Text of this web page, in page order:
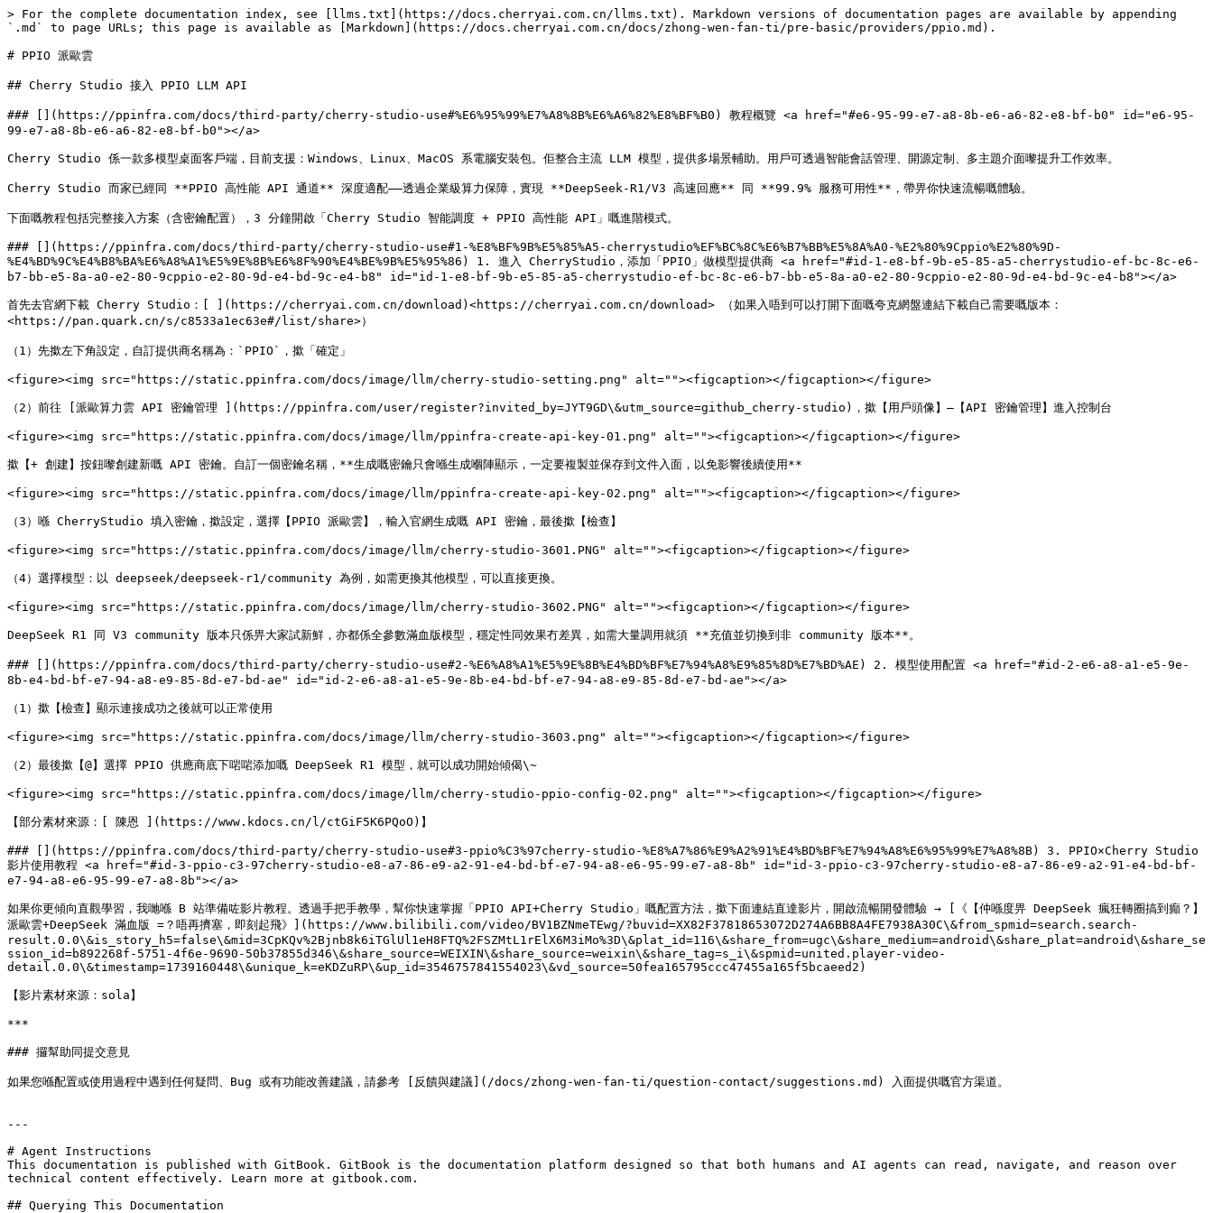
> For the complete documentation index, see [llms.txt](https://docs.cherryai.com.cn/llms.txt). Markdown versions of documentation pages are available by appending
`.md` to page URLs; this page is available as [Markdown](https://docs.cherryai.com.cn/docs/zhong-wen-fan-ti/pre-basic/providers/ppio.md).
# PPIO 派歐雲
## Cherry Studio 接入 PPIO LLM API
### [​](https://ppinfra.com/docs/third-party/cherry-studio-use#%E6%95%99%E7%A8%8B%E6%A6%82%E8%BF%B0) 教程概覽 <a href="#e6-95-99-e7-a8-8b-e6-a6-82-e8-bf-b0" id="e6-95-
99-e7-a8-8b-e6-a6-82-e8-bf-b0"></a>
Cherry Studio 係一款多模型桌面客戶端，目前支援：Windows、Linux、MacOS 系電腦安裝包。佢整合主流 LLM 模型，提供多場景輔助。用戶可透過智能會話管理、開源定制、多主題介面嚟提升工作效率。
Cherry Studio 而家已經同 **PPIO 高性能 API 通道** 深度適配——透過企業級算力保障，實現 **DeepSeek-R1/V3 高速回應** 同 **99.9% 服務可用性**，帶畀你快速流暢嘅體驗。
下面嘅教程包括完整接入方案（含密鑰配置），3 分鐘開啟「Cherry Studio 智能調度 + PPIO 高性能 API」嘅進階模式。
### [​](https://ppinfra.com/docs/third-party/cherry-studio-use#1-%E8%BF%9B%E5%85%A5-cherrystudio%EF%BC%8C%E6%B7%BB%E5%8A%A0-%E2%80%9Cppio%E2%80%9D-
%E4%BD%9C%E4%B8%BA%E6%A8%A1%E5%9E%8B%E6%8F%90%E4%BE%9B%E5%95%86) 1. 進入 CherryStudio，添加「PPIO」做模型提供商 <a href="#id-1-e8-bf-9b-e5-85-a5-cherrystudio-ef-bc-8c-e6-
b7-bb-e5-8a-a0-e2-80-9cppio-e2-80-9d-e4-bd-9c-e4-b8" id="id-1-e8-bf-9b-e5-85-a5-cherrystudio-ef-bc-8c-e6-b7-bb-e5-8a-a0-e2-80-9cppio-e2-80-9d-e4-bd-9c-e4-b8"></a>
首先去官網下載 Cherry Studio：[ ](https://cherryai.com.cn/download)<https://cherryai.com.cn/download> （如果入唔到可以打開下面嘅夸克網盤連結下載自己需要嘅版本：
<https://pan.quark.cn/s/c8533a1ec63e#/list/share>）
（1）先撳左下角設定，自訂提供商名稱為：`PPIO`，撳「確定」
<figure><img src="https://static.ppinfra.com/docs/image/llm/cherry-studio-setting.png" alt=""><figcaption></figcaption></figure>
（2）前往 [派歐算力雲 API 密鑰管理 ](https://ppinfra.com/user/register?invited_by=JYT9GD\&utm_source=github_cherry-studio)，撳【用戶頭像】—【API 密鑰管理】進入控制台
<figure><img src="https://static.ppinfra.com/docs/image/llm/ppinfra-create-api-key-01.png" alt=""><figcaption></figcaption></figure>
撳【+ 創建】按鈕嚟創建新嘅 API 密鑰。自訂一個密鑰名稱，**生成嘅密鑰只會喺生成嗰陣顯示，一定要複製並保存到文件入面，以免影響後續使用**
<figure><img src="https://static.ppinfra.com/docs/image/llm/ppinfra-create-api-key-02.png" alt=""><figcaption></figcaption></figure>
（3）喺 CherryStudio 填入密鑰，撳設定，選擇【PPIO 派歐雲】，輸入官網生成嘅 API 密鑰，最後撳【檢查】
<figure><img src="https://static.ppinfra.com/docs/image/llm/cherry-studio-3601.PNG" alt=""><figcaption></figcaption></figure>
（4）選擇模型：以 deepseek/deepseek-r1/community 為例，如需更換其他模型，可以直接更換。
<figure><img src="https://static.ppinfra.com/docs/image/llm/cherry-studio-3602.PNG" alt=""><figcaption></figcaption></figure>
DeepSeek R1 同 V3 community 版本只係畀大家試新鮮，亦都係全參數滿血版模型，穩定性同效果冇差異，如需大量調用就須 **充值並切換到非 community 版本**。
### [​](https://ppinfra.com/docs/third-party/cherry-studio-use#2-%E6%A8%A1%E5%9E%8B%E4%BD%BF%E7%94%A8%E9%85%8D%E7%BD%AE) 2. 模型使用配置 <a href="#id-2-e6-a8-a1-e5-9e-
8b-e4-bd-bf-e7-94-a8-e9-85-8d-e7-bd-ae" id="id-2-e6-a8-a1-e5-9e-8b-e4-bd-bf-e7-94-a8-e9-85-8d-e7-bd-ae"></a>
（1）撳【檢查】顯示連接成功之後就可以正常使用
<figure><img src="https://static.ppinfra.com/docs/image/llm/cherry-studio-3603.png" alt=""><figcaption></figcaption></figure>
（2）最後撳【@】選擇 PPIO 供應商底下啱啱添加嘅 DeepSeek R1 模型，就可以成功開始傾偈\~
<figure><img src="https://static.ppinfra.com/docs/image/llm/cherry-studio-ppio-config-02.png" alt=""><figcaption></figcaption></figure>
【部分素材來源：[ 陳恩 ](https://www.kdocs.cn/l/ctGiF5K6PQoO)】
### [​](https://ppinfra.com/docs/third-party/cherry-studio-use#3-ppio%C3%97cherry-studio-%E8%A7%86%E9%A2%91%E4%BD%BF%E7%94%A8%E6%95%99%E7%A8%8B) 3. PPIO×Cherry Studio
影片使用教程 <a href="#id-3-ppio-c3-97cherry-studio-e8-a7-86-e9-a2-91-e4-bd-bf-e7-94-a8-e6-95-99-e7-a8-8b" id="id-3-ppio-c3-97cherry-studio-e8-a7-86-e9-a2-91-e4-bd-bf-
e7-94-a8-e6-95-99-e7-a8-8b"></a>
如果你更傾向直觀學習，我哋喺 B 站準備咗影片教程。透過手把手教學，幫你快速掌握「PPIO API+Cherry Studio」嘅配置方法，撳下面連結直達影片，開啟流暢開發體驗 → [《【仲喺度畀 DeepSeek 瘋狂轉圈搞到癲？】
派歐雲+DeepSeek 滿血版 =？唔再擠塞，即刻起飛》](https://www.bilibili.com/video/BV1BZNmeTEwg/?buvid=XX82F37818653072D274A6BB8A4FE7938A30C\&from_spmid=search.search-
result.0.0\&is_story_h5=false\&mid=3CpKQv%2Bjnb8k6iTGlUl1eH8FTQ%2FSZMtL1rElX6M3iMo%3D\&plat_id=116\&share_from=ugc\&share_medium=android\&share_plat=android\&share_se
ssion_id=b892268f-5751-4f6e-9690-50b37855d346\&share_source=WEIXIN\&share_source=weixin\&share_tag=s_i\&spmid=united.player-video-
detail.0.0\&timestamp=1739160448\&unique_k=eKDZuRP\&up_id=3546757841554023\&vd_source=50fea165795ccc47455a165f5bcaeed2)
【影片素材來源：sola】
***
### 攞幫助同提交意見
如果您喺配置或使用過程中遇到任何疑問、Bug 或有功能改善建議，請參考 [反饋與建議](/docs/zhong-wen-fan-ti/question-contact/suggestions.md) 入面提供嘅官方渠道。
---
# Agent Instructions
This documentation is published with GitBook. GitBook is the documentation platform designed so that both humans and AI agents can read, navigate, and reason over
technical content effectively. Learn more at gitbook.com.
## Querying This Documentation